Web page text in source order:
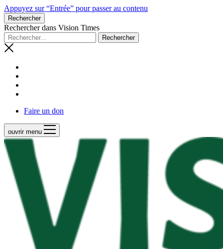
Appuyez sur “Entrée” pour passer au contenu
Rechercher
Rechercher dans Vision Times
Faire un don
ouvrir menu